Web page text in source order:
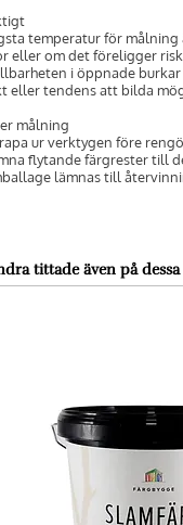
temperatur för målning
eller om det föreligger
i öppnade
eller tendens att bilda
målning
ur verktygen före
flytande färgrester till
lämnas till
tittade även på